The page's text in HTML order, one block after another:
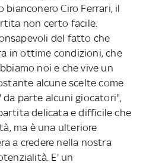
Ciro Ferrari, il
non certo facile.
del fatto che
in ottime condizioni, che
noi e che vive un
alcune scelte come
parte alcuni giocatori",
delicata e difficile che
ma è una ulteriore
a credere nella nostra
E' un